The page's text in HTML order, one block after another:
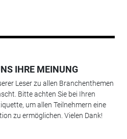
IHRE MEINUNG
Leser zu allen Branchenthemen
Bitte achten Sie bei Ihren
um allen Teilnehmern eine
zu ermöglichen. Vielen Dank!